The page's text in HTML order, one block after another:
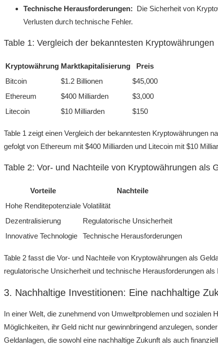
Technische Herausforderungen:
Die Sicherheit von
Verlusten durch technische Fehler.
Table 1: Vergleich​ der bekanntesten Kryptowährungen
Kryptowährung Marktkapitalisierung
Preis
Bitcoin
$1.2‍ Billionen
$45,000
Ethereum
$400 Milliarden
$3,000
Litecoin
$10​ Milliarden $150
Table ⁢1⁤ zeigt einen Vergleich der bekanntesten Kryptowährungen
⁢gefolgt ⁢von⁢ Ethereum mit $400 ⁤Milliarden ‍und Litecoin ‌mit $10‌
Table ​2: Vor- ‌und ⁣Nachteile‍ von Kryptowährungen als
Vorteile
Nachteile
Hohe⁤ Renditepotenziale Volatilität
Dezentralisierung
Regulatorische Unsicherheit
Innovative Technologie
Technische Herausforderungen
Table⁢ 2 fasst die Vor- und Nachteile von Kryptowährungen als
regulatorische Unsicherheit und technische Herausforderungen
3.⁤ Nachhaltige Investitionen: Eine ‌nachhaltige
In einer Welt, die zunehmend von ‌Umweltproblemen und sozialen
Möglichkeiten, ihr Geld⁣ nicht nur ⁣gewinnbringend​ anzulegen,
Geldanlagen, die​ sowohl ⁣eine nachhaltige Zukunft als auch